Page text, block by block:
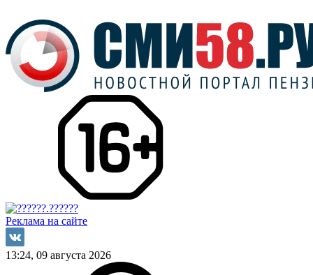
Реклама на сайте
13:24, 09 августа 2026